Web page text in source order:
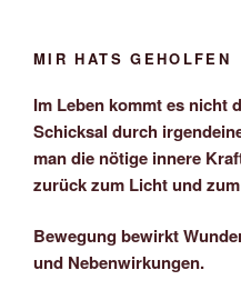
MIR HATS GEHOLFEN
Im Leben kommt es nicht
Schicksal durch
man die nötige innere
zurück zum Licht und
Bewegung bewirkt
und Nebenwirkungen.